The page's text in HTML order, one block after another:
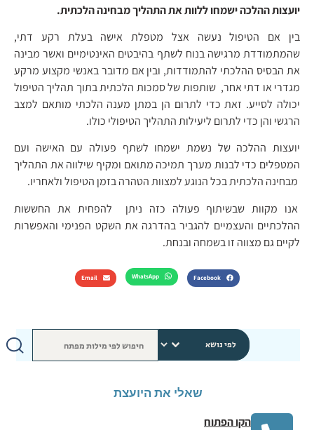
שאלי את היועצת
הקו הפתוח
יועצות ההלכה ישמחו ללוות את התהליך מבחינה הלכתית.
בין אם הטיפול נעשה אצל מטפלת אישה בעלת רקע דתי,
שהמתמודדת מרגישה בנוח לשתף בהיבטים האינטימיים ואשר מבינה
את הבסיס ההלכתי להתמודדות, ובין אם מדובר באנשי מקצוע מרקע
מגדרי או דתי אחר, שותפות של סמכות הלכתית בתוך תהליך הטיפול
יכולה לסייע. זאת כדי לתרום הן במתן מענה הלכתי מותאם למצב
הרגשי והן כדי לתרום ליעילות התהליך הטיפולי כולו.
יועצות ההלכה של נשמת ישמחו לשתף פעולה עם האישה ועם
המטפלים כדי לבנות מערך תמיכה מתואם ומקיף שילווה את התהליך
מבחינה הלכתית בכל הנוגע למצוות הטהרה בזמן הטיפול ולאחריו.
אנו מקוות שבשיתוף פעולה כזה ניתן להפחית את החששות
ההלכתיים והעצמיים להגביר בהדרגה את השקט הפנימי והאפשרות
לקיים גם מצווה זו בשמחה ובנחת.
Facebook
WhatsApp
Email